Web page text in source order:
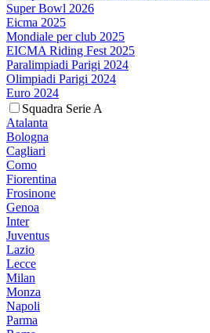
Super Bowl 2026
Eicma 2025
Mondiale per club 2025
EICMA Riding Fest 2025
Paralimpiadi Parigi 2024
Olimpiadi Parigi 2024
Euro 2024
Squadra Serie A
Atalanta
Bologna
Cagliari
Como
Fiorentina
Frosinone
Genoa
Inter
Juventus
Lazio
Lecce
Milan
Monza
Napoli
Parma